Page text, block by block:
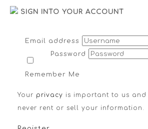
SIGN INTO YOUR ACCOUNT
Email address
Password
Remember Me
Your privacy is important to us and
never rent or sell your information.